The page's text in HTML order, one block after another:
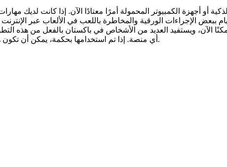
أو أجهزة الكمبيوتر المحمولة أمرًا معتادًا الآن. إذا كانت
الآن، ويستفيد العديد من الأشخاص في باكستان بالفعل من هذه
أي منصة. إذا تم استخدامها بحكمة، يمكن أن تكون هذه الألعاب طريقة ممتعة لكسب أموال إضافية أثناء الاستمتاع بوقت فراغك.